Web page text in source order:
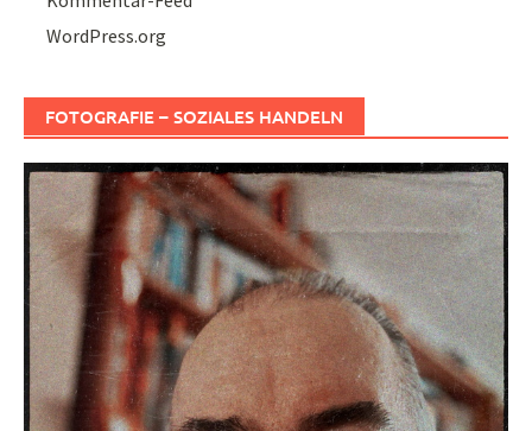
WordPress.org
FOTOGRAFIE – SOZIALES HANDELN